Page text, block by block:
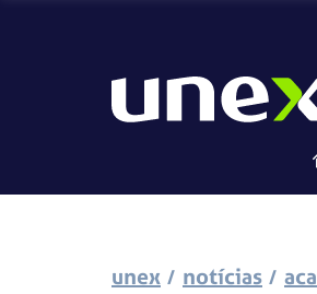
unex notícias